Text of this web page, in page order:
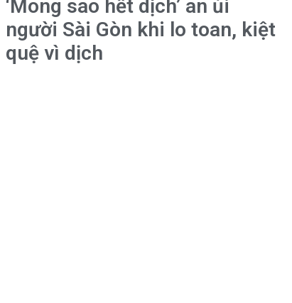
‘Mong sao hết dịch’ an ủi
người Sài Gòn khi lo toan, kiệt
quệ vì dịch